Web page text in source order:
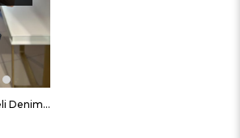
Koyu Mavi Gold Düğmeli Denim Yelek